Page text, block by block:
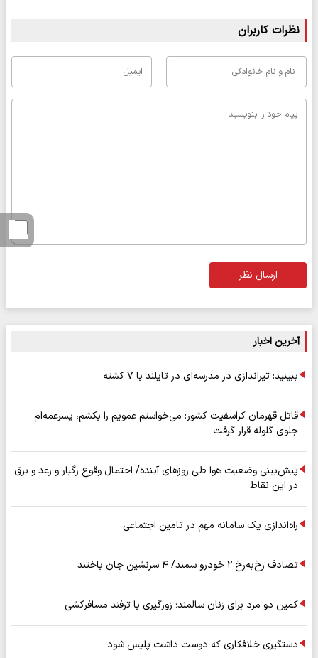
نظرات کاربران
ارسال نظر
آخرین اخبار
ببینید: تیراندازی در مدرسه‌ای در تایلند با ۷ کشته
قاتل قهرمان کراسفیت کشور: می‌خواستم عمویم را بکشم، پسرعمه‌ام
جلوی گلوله قرار گرفت
پیش‌بینی وضعیت هوا طی روزهای آینده/ احتمال وقوع رگبار و رعد و برق
در این نقاط
راه‌اندازی یک سامانه مهم در تامین اجتماعی
تصادف رخ‌به‌رخ ۲ خودرو سمند/ ۴ سرنشین جان باختند
کمین دو مرد برای زنان سالمند؛ زورگیری با ترفند مسافرکشی
دستگیری خلافکاری که دوست داشت پلیس شود